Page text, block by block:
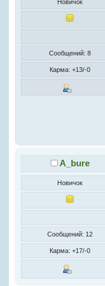
Новичок
Сообщений: 8
Карма: +13/-0
A_bure
Новичок
Сообщений: 12
Карма: +17/-0